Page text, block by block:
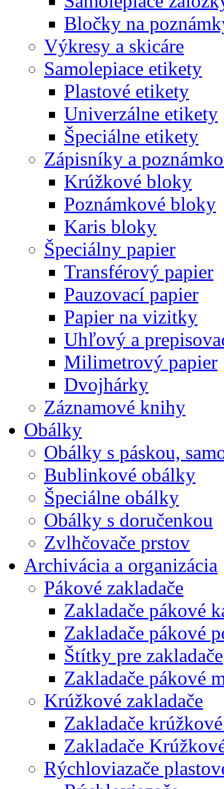
Bločky na
Výkresy a skicáre
Samolepiace etikety
Plastové etikety
Univerzálne etikety
Špeciálne etikety
Zápisníky a
Krúžkové bloky
Poznámkové bloky
Karis bloky
Špeciálny papier
Transférový papier
Pauzovací papier
Papier na vizitky
Uhľový a
Milimetrový papier
Dvojhárky
Záznamové knihy
Obálky
Obálky s páskou,
Bublinkové obálky
Špeciálne obálky
Obálky s doručenkou
Zvlhčovače prstov
Archivácia a organizácia
Pákové zakladače
Zakladače pákové
Zakladače pákové
Štítky pre zakladače
Zakladače pákové
Krúžkové zakladače
Zakladače
Zakladače
Rýchloviazače